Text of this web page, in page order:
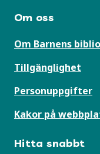
Om oss
Om Barnens
Tillgänglighet
Personuppgifter
Kakor på
Hitta snabbt